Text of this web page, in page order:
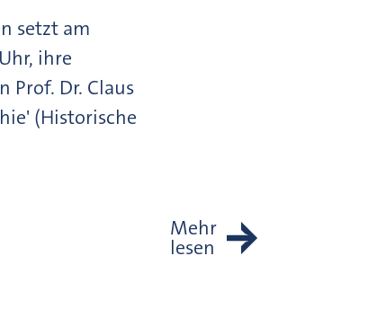
setzt am
ihre
Prof. Dr. Claus
(Historische
Mehr
lesen